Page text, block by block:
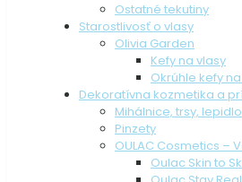
Ostatné tekutiny
Starostlivosť o vlasy
Olivia Garden
Kefy na vlasy
Okrúhle kefy
Dekoratívna kozmetika a
Mihálnice, trsy, lepidlo
Pinzety
OULAC Cosmetics –
Oulac Skin to